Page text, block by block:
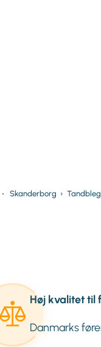
Skanderborg ›
Høj kvalitet til
Danmarks